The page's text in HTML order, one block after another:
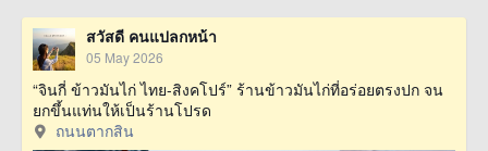
สวัสดี คนแปลกหน้า
05 May 2026
“จินกี่ ข้าวมันไก่ ไทย-สิงคโปร์” ร้านข้าวมันไก่ที่อร่อยตรงปก จน
ยกขึ้นแท่นให้เป็นร้านโปรด
ถนนตากสิน